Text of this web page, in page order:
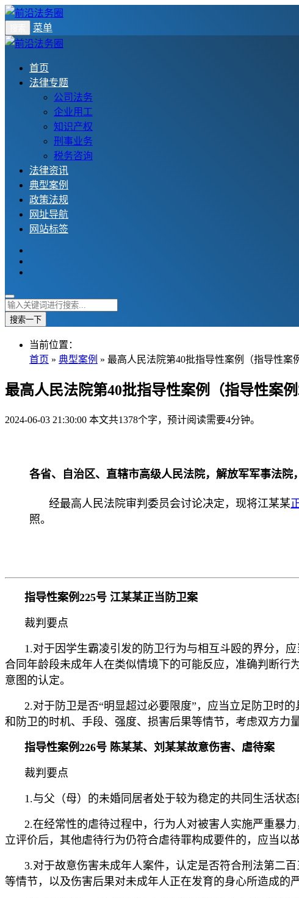
菜单
首页
法律专题
公司法务
企业用工
知识产权
刑事业务
税务咨询
法律资讯
典型案例
政策法规
网址导航
网站标签
搜索一下
当前位置：
首页 » 典型案例 » 最高人民法院第40批指导性案例（指导性案
最高人民法院第40批指导性案例（指导性案例
2024-06-03 21:30:00 本文共1378个字，预计阅读需要4分钟。
各省、自治区、直辖市高级人民法院，解放军军事法院
经最高人民法院审判委员会讨论决定，现将江某某
照。
指导性案例225号 江某某正当防卫案
裁判要点
1.对于因学生霸凌引发的防卫行为与相互斗殴的界分，
合同年龄段未成年人在类似情境下的可能反应，准确判断
意图的认定。
2.对于防卫是否“明显超过必要限度”，应当立足防卫时
和防卫的时机、手段、强度、损害后果等情节，考虑双方力
指导性案例226号 陈某某、刘某某故意伤害、虐待案
裁判要点
1.与父（母）的未婚同居者处于较为稳定的共同生活状
2.在经常性的虐待过程中，行为人对被害人实施严重暴
立评价后，其他虐待行为仍符合虐待罪构成要件的，应当以
3.对于故意伤害未成年人案件，认定是否符合刑法第二
等情节，以及伤害后果对未成年人正在发育的身心所造成的